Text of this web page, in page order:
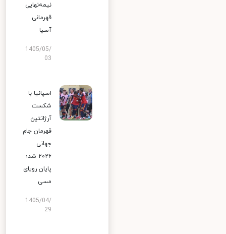
نیمه‌نهایی
قهرمانی
آسیا
1405/05/
03
اسپانیا با
شکست
آرژانتین
قهرمان جام
جهانی
۲۰۲۶ شد؛
پایان رویای
مسی
1405/04/
29